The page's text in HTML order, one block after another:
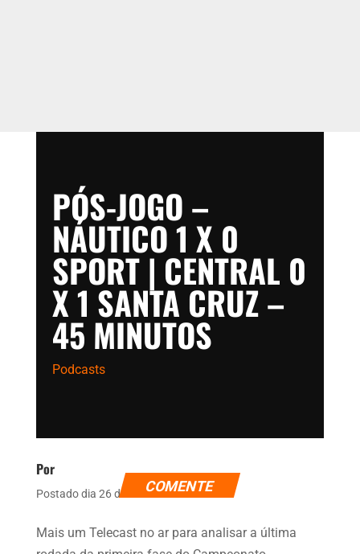
PÓS-JOGO –
NÁUTICO 1 X 0
SPORT | CENTRAL 0
X 1 SANTA CRUZ –
45 MINUTOS
Podcasts
Por
Postado dia 26 de fevereiro de 2024
COMENTE
Mais um Telecast no ar para analisar a última